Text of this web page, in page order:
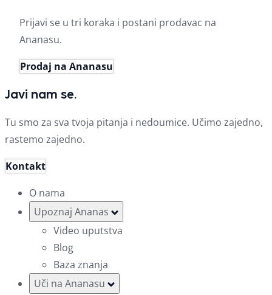
Prijavi se u tri koraka i postani prodavac na
Ananasu.
Prodaj na Ananasu
Javi nam se.
Tu smo za sva tvoja pitanja i nedoumice. Učimo zajedno,
rastemo zajedno.
Kontakt
O nama
Upoznaj Ananas
Video uputstva
Blog
Baza znanja
Uči na Ananasu